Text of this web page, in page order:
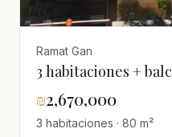
Ramat Gan
3 habitaciones +
₪2,670,000
3 habitaciones · 80 m²